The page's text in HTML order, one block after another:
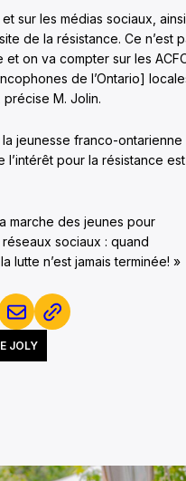
sur les médias sociaux, ainsi
de la résistance. Ce n’est
on va compter sur les
de l’Ontario]
M. Jolin.
jeunesse franco-ontarienne
l’intérêt pour la résistance est
marche des jeunes pour
sociaux : quand
n’est jamais terminée! »
JOLY